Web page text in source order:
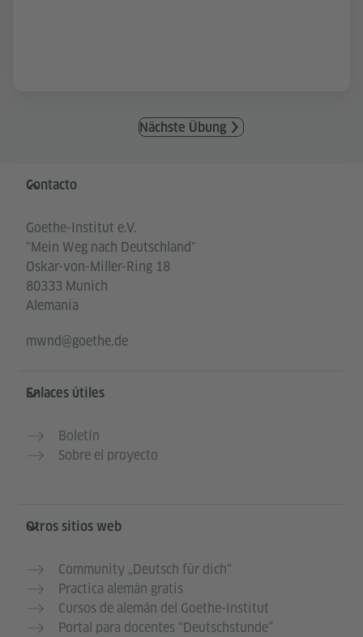
Nächste Übung
Service- und Informationsbereich
Contacto
Goethe-Institut e.V.
"Mein Weg nach Deutschland"
Oskar-von-Miller-Ring 18
80333 Munich
Alemania
mwnd@goethe.de
Enlaces útiles
Boletín
Sobre el proyecto
Otros sitios web
Community „Deutsch für dich“
Practica alemán gratis
Cursos de alemán del Goethe-Institut
Portal para docentes “Deutschstunde”